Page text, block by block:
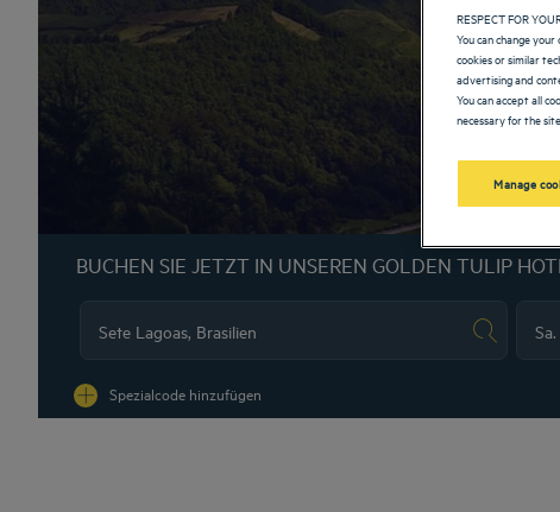
BUCHEN SIE JETZT IN UNSEREN GOLDEN TULIP
Spezialcode hinzufügen
RESPECT FOR
You can change
cookies or similar
advertising and
You can accept all
necessary for the
Manage